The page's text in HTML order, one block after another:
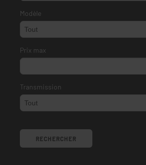
Modèle
Prix max
Transmission